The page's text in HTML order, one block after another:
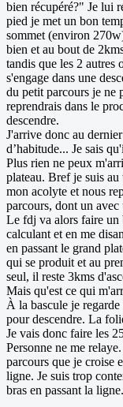
bien récupéré?" Je lui
pied je met un bon
sommet (environ
bien et au bout de
tandis que les 2 autres
s'engage dans une
du petit parcours je ne
reprendrais dans le
descendre.
J'arrive donc au
d’habitude... Je sais
Plus rien ne peux
plateau. Bref je suis
mon acolyte et nous
parcours, dont un
Le fdj va alors faire un
calculant et en me
en passant le grand
qui se produit et au
seul, il reste 3kms
Mais qu'est ce qui
À la bascule je
pour descendre. La
Je vais donc faire les
Personne ne me
parcours que je croise
ligne. Je suis trop
bras en passant la